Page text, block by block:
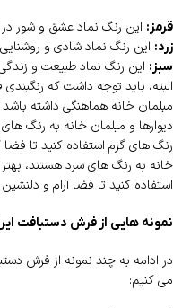
قرمز: این رنگ نماد عشق و شور
زرد: این رنگ نماد شادی و
سبز: این رنگ نماد طبیعت و
البته، باید توجه داشت که
مبلمان خانه هماهنگی داشته باشد
دیوارها و مبلمان خانه به رنگ
رنگ های گرم استفاده کنید تا فضا
خانه به رنگ های سرد هستند،
استفاده کنید تا فضا آرام و
نمونه هایی از فرش دستبافت
در ادامه به چند نمونه از فرش
می کنیم: